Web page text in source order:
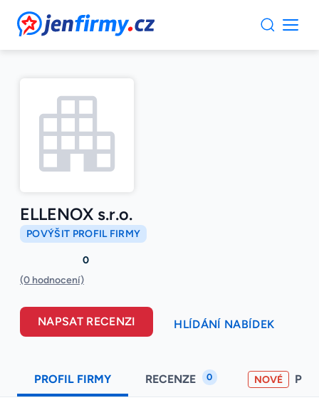
JenFirmy.cz
ELLENOX s.r.o.
POVÝŠIT PROFIL FIRMY
0
(0 hodnocení)
NAPSAT RECENZI HLÍDÁNÍ NABÍDEK
PROFIL FIRMY RECENZE 0 NOVÉ